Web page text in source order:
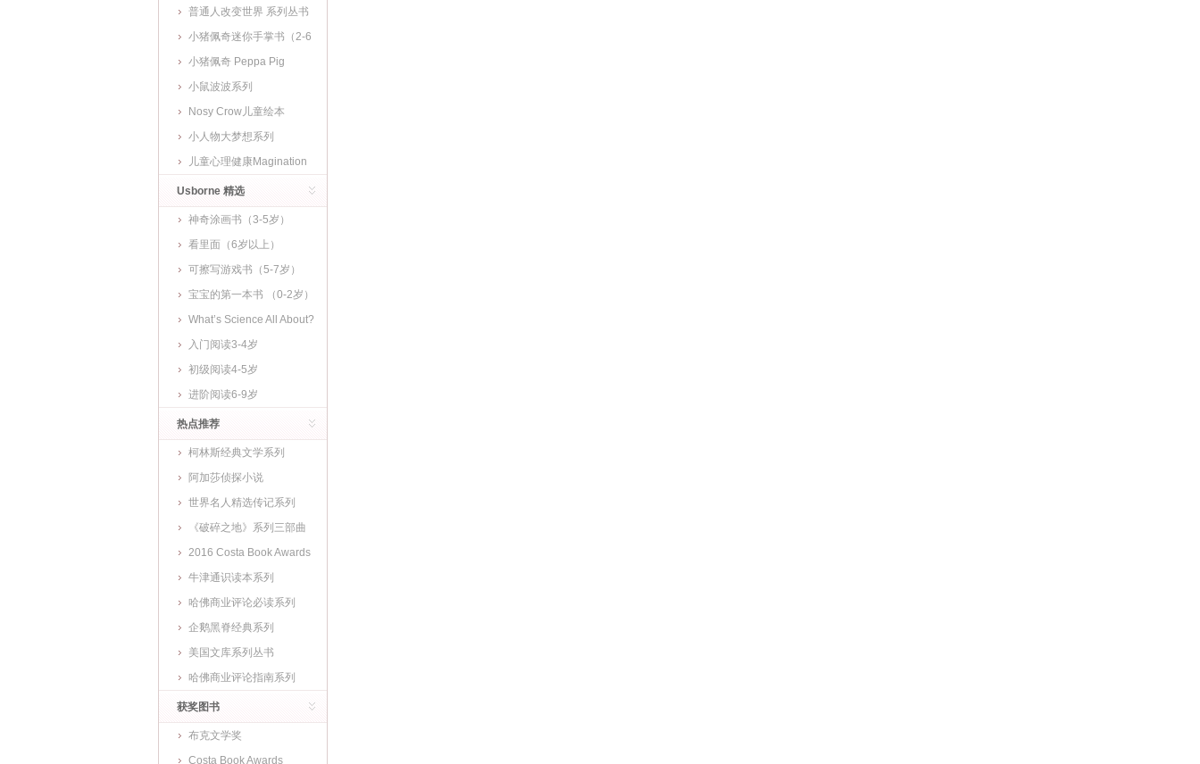
普通人改变世界 系列丛书
小猪佩奇迷你手掌书（2-6
岁)
小猪佩奇 Peppa Pig
小鼠波波系列
Nosy Crow儿童绘本
小人物大梦想系列
儿童心理健康Magination
Press
Usborne 精选
神奇涂画书（3-5岁）
看里面（6岁以上）
可擦写游戏书（5-7岁）
宝宝的第一本书 （0-2岁）
What’s Science All About?
入门阅读3-4岁
初级阅读4-5岁
进阶阅读6-9岁
热点推荐
柯林斯经典文学系列
阿加莎侦探小说
世界名人精选传记系列
《破碎之地》系列三部曲
2016 Costa Book Awards
牛津通识读本系列
哈佛商业评论必读系列
企鹅黑脊经典系列
美国文库系列丛书
哈佛商业评论指南系列
获奖图书
布克文学奖
Costa Book Awards